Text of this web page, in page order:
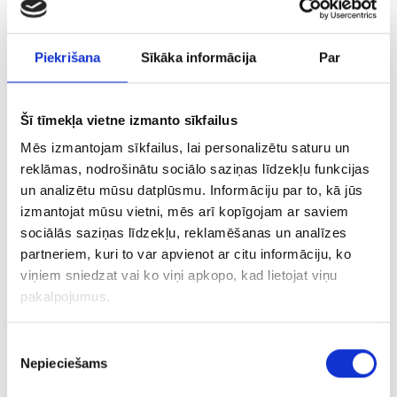
Piekrišana Sīkāka informācija Par
Šī tīmekļa vietne izmanto sīkfailus
Mēs izmantojam sīkfailus, lai personalizētu saturu un
reklāmas, nodrošinātu sociālo saziņas līdzekļu funkcijas
un analizētu mūsu datplūsmu. Informāciju par to, kā jūs
izmantojat mūsu vietni, mēs arī kopīgojam ar saviem
sociālās saziņas līdzekļu, reklamēšanas un analīzes
partneriem, kuri to var apvienot ar citu informāciju, ko
viņiem sniedzat vai ko viņi apkopo, kad lietojat viņu
pakalpojumus.
izvēle
Nepieciešams
iznīcina vairāk nekā 600 slimības izraisošu
spējas iznīcināt tikai aktīvos slimību izraisītājus
nekaitē organisma dabīgajai mikrobiotai. Tāpēc
mūsdienās ir tik populāri ar sudrabu uzlabot
veselību. Daudzās valstīs ar to dezinficē ūdeni
baseinos, attīra dzeramo ūdeni utt. Tomēr, pirms
sākt lietot sudrabūdeni vai citus sudraba
preparātus, ir vērts atcerēties, ka medaļai ir arī
otra puse.
Dažos pētījumos atklāts, ka sudrabs, tā joni, var
kaitēt jutīgāku cilvēku veselībai, kas var izpausties
kā galvassāpes un reiboņi, arī pārejoša neiroze.
cilvēks, kam ir šādi simptomi, vairs nevalkā
sudraba rotaslietas un nelieto uzturā, piemēram,